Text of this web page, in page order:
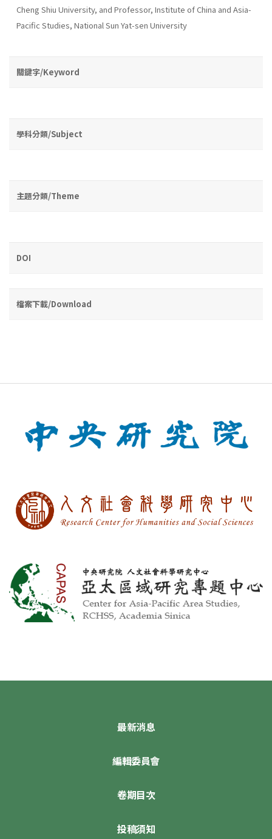
Cheng Shiu University, and Professor, Institute of China and Asia-
Pacific Studies, National Sun Yat-sen University
關鍵字/Keyword
學科分類/Subject
主題分類/Theme
DOI
檔案下載/Download
最新消息
編輯委員會
卷期目次
投稿須知